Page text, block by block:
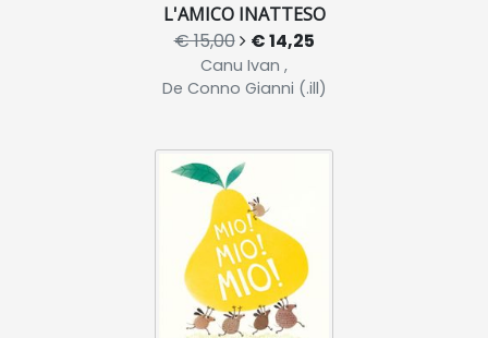
L'AMICO INATTESO
€ 15,00 € 14,25
Canu Ivan ,
De Conno Gianni (.ill)